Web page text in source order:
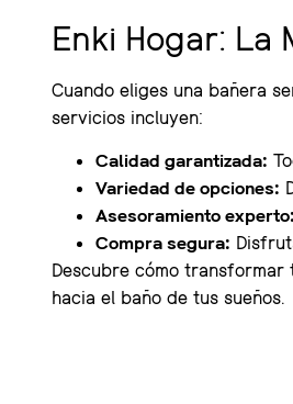
Enki Hogar: La
Cuando eliges una bañera
servicios incluyen:
Calidad garantizada:
Variedad de opciones:
Asesoramiento experto:
Compra segura:
Descubre cómo
hacia el baño de tus sueños.